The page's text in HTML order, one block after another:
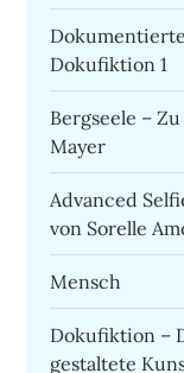
Dokufiktion 1
Bergseele –
Mayer
Advanced
von Sorelle
Mensch
Dokufiktion –
gestaltete